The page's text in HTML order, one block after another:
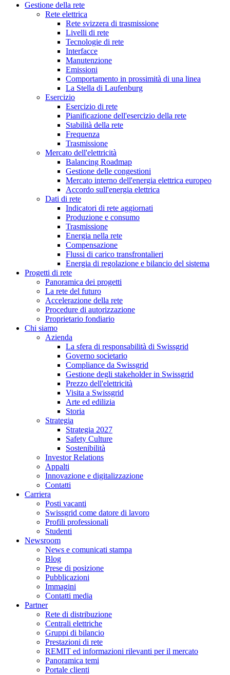
Gestione della rete
Rete elettrica
Rete svizzera di trasmissione
Livelli di rete
Tecnologie di rete
Interfacce
Manutenzione
Emissioni
Comportamento in prossimità di una linea
La Stella di Laufenburg
Esercizio
Esercizio di rete
Pianificazione dell'esercizio della rete
Stabilità della rete
Frequenza
Trasmissione
Mercato dell'elettricità
Balancing Roadmap
Gestione delle congestioni
Mercato interno dell'energia elettrica europeo
Accordo sull'energia elettrica
Dati di rete
Indicatori di rete aggiornati
Produzione e consumo
Trasmissione
Energia nella rete
Compensazione
Flussi di carico transfrontalieri
Energia di regolazione e bilancio del sistema
Progetti di rete
Panoramica dei progetti
La rete del futuro
Accelerazione della rete
Procedure di autorizzazione
Proprietario fondiario
Chi siamo
Azienda
La sfera di responsabilità di Swissgrid
Governo societario
Compliance da Swissgrid
Gestione degli stakeholder in Swissgrid
Prezzo dell'elettricità
Visita a Swissgrid
Arte ed edilizia
Storia
Strategia
Strategia 2027
Safety Culture
Sostenibilità
Investor Relations
Appalti
Innovazione e digitalizzazione
Contatti
Carriera
Posti vacanti
Swissgrid come datore di lavoro
Profili professionali
Studenti
Newsroom
News e comunicati stampa
Blog
Prese di posizione
Pubblicazioni
Immagini
Contatti media
Partner
Rete di distribuzione
Centrali elettriche
Gruppi di bilancio
Prestazioni di rete
REMIT ed informazioni rilevanti per il mercato
Panoramica temi
Portale clienti